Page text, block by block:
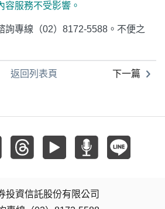
容服務不受影響。
詢專線（02）8172-5588。不便之
返回列表頁 下一篇
投資信託股份有限公司